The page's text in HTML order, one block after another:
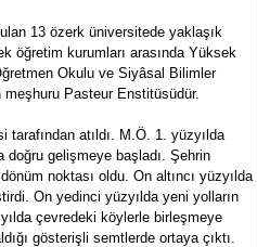
13 özerk üniversitede yaklaşık
öğretim kurumları arasında Yüksek
Okulu ve Siyâsal Bilimler
meşhuru Pasteur Enstitüsüdür.
atıldı. M.Ö. 1. yüzyılda
doğru gelişmeye başladı. Şehrin
noktası oldu. On altıncı yüzyılda
On yedinci yüzyılda yeni yolların
çevredeki köylerle birleşmeye
gösterişli semtlerde ortaya çıktı.